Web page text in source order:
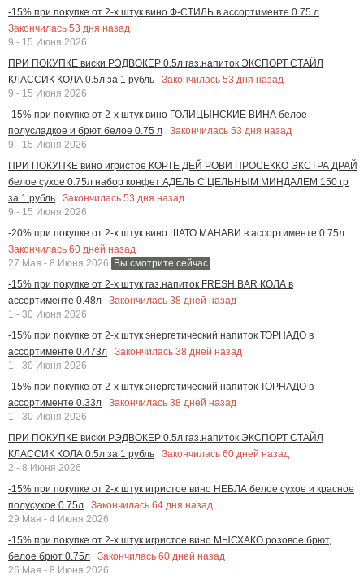
-15% при покупке от 2-х штук вино Ф-СТИЛЬ в ассортименте 0.75 л
Закончилась 53 дня назад
9 - 15 Июня 2026
ПРИ ПОКУПКЕ виски РЭДВОКЕР 0.5л газ.напиток ЭКСПОРТ СТАЙЛ
КЛАССИК КОЛА 0.5л за 1 рубль
Закончилась 53 дня назад
9 - 15 Июня 2026
-15% при покупке от 2-х штук вино ГОЛИЦЫНСКИЕ ВИНА белое
полусладкое и брют белое 0.75 л
Закончилась 53 дня назад
9 - 15 Июня 2026
ПРИ ПОКУПКЕ вино игристое КОРТЕ ДЕЙ РОВИ ПРОСЕККО ЭКСТРА ДРАЙ
белое сухое 0.75л набор конфет АДЕЛЬ С ЦЕЛЬНЫМ МИНДАЛЕМ 150 гр
за 1 рубль
Закончилась 53 дня назад
9 - 15 Июня 2026
-20% при покупке от 2-х штук вино ШАТО МАНАВИ в ассортименте 0.75л
Закончилась 60 дней назад
27 Мая - 8 Июня 2026
Вы смотрите сейчас
-15% при покупке от 2-х штук газ.напиток FRESH BAR КОЛА в
ассортименте 0.48л
Закончилась 38 дней назад
1 - 30 Июня 2026
-15% при покупке от 2-х штук энергетический напиток ТОРНАДО в
ассортименте 0.473л
Закончилась 38 дней назад
1 - 30 Июня 2026
-15% при покупке от 2-х штук энергетический напиток ТОРНАДО в
ассортименте 0.33л
Закончилась 38 дней назад
1 - 30 Июня 2026
ПРИ ПОКУПКЕ виски РЭДВОКЕР 0.5л газ.напиток ЭКСПОРТ СТАЙЛ
КЛАССИК КОЛА 0.5л за 1 рубль
Закончилась 60 дней назад
2 - 8 Июня 2026
-15% при покупке от 2-х штук игристое вино НЕБЛА белое сухое и красное
полусухое 0.75л
Закончилась 64 дня назад
29 Мая - 4 Июня 2026
-15% при покупке от 2-х штук игристое вино МЫСХАКО розовое брют,
белое брют 0.75л
Закончилась 60 дней назад
26 Мая - 8 Июня 2026